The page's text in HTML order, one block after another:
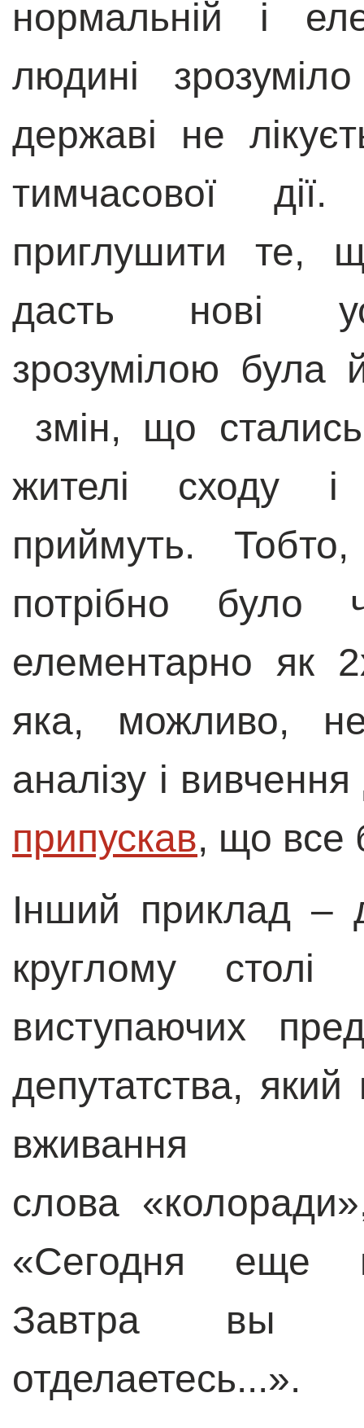
нормальній і
людині
державі не
тимчасової
приглушити те,
дасть нові
зрозумілою була
змін, що
жителі сходу
приймуть.
потрібно було
елементарно як
яка, можливо,
аналізу і
припускав, що все
Інший приклад –
круглому
виступаючих
депутатства,
вживання
слова «колоради»
«Сегодня еще
Завтра вы
отделаетесь...».